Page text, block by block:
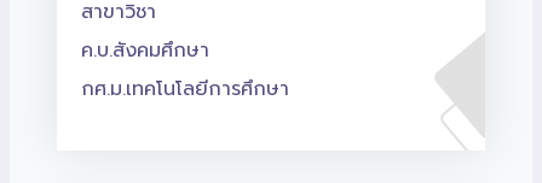
สาขาวิชา
ค.บ.สังคมศึกษา
กศ.ม.เทคโนโลยีการศึกษา